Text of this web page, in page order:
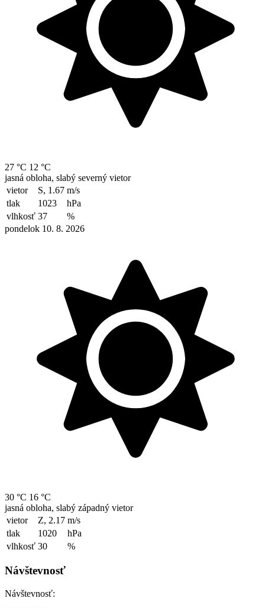
27 °C 12 °C
jasná obloha, slabý severný vietor
vietor
S, 1.67 m/s
tlak
1023
hPa
vlhkosť 37
%
pondelok 10. 8. 2026
30 °C 16 °C
jasná obloha, slabý západný vietor
vietor
Z, 2.17 m/s
tlak
1020
hPa
vlhkosť 30 %
Návštevnosť
Návštevnosť: